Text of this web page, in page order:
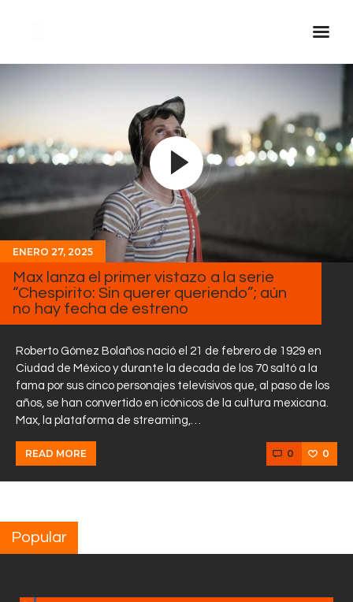
Inicio Real FM
Streaming
En Vivo
Descarga La APP
Programas
Noticias
Equipo
Sobre Nosotros
Contactos
ENERO 27, 2025
Max lanza el primer vistazo a la serie
“Chespirito: Sin querer queriendo”; aún
no hay fecha de estreno
Roberto Gómez Bolaños nació el 21 de febrero de 1929 en
Ciudad de México y durante la decada de los 70 saltó a la
fama por sus cinco personajes televisivos que, al paso de los
años, se han convertido en icónicos de la cultura mexicana.
Max, la plataforma de streaming,…
READ MORE 0 0
Popular